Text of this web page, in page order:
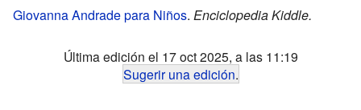
Giovanna Andrade para Niños. Enciclopedia Kiddle.
Última edición el 17 oct 2025, a las 11:19
Sugerir una edición.